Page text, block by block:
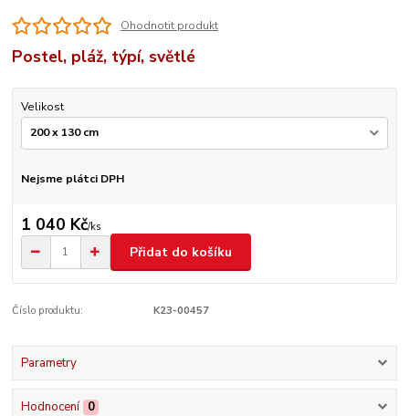
Ohodnotit produkt
Postel, pláž, týpí, světlé
Velikost
Nejsme plátci DPH
1 040 Kč/ks
Přidat do košíku
Číslo produktu: K23-00457
Parametry
Hodnocení 0